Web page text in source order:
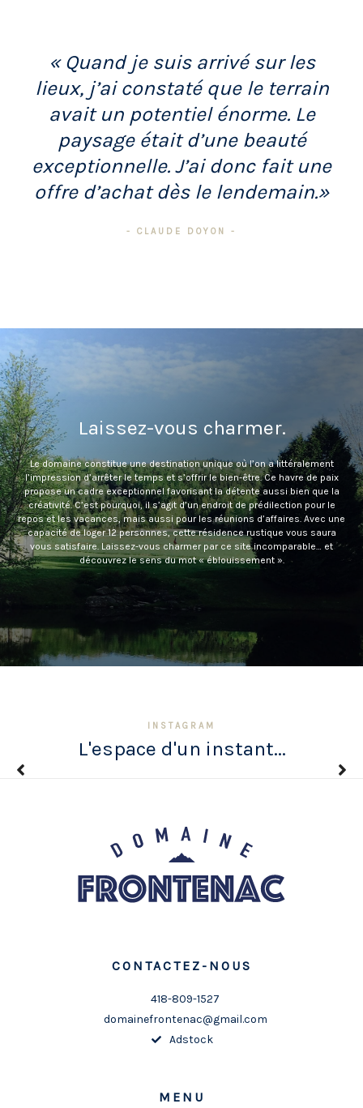
« Quand je suis arrivé sur les
lieux, j’ai constaté que le terrain
avait un potentiel énorme. Le
paysage était d’une beauté
exceptionnelle. J’ai donc fait une
offre d’achat dès le lendemain.»
- CLAUDE DOYON -
Laissez-vous charmer.
Le domaine constitue une destination unique où l’on a littéralement
l’impression d’arrêter le temps et s’offrir le bien-être. Ce havre de paix
propose un cadre exceptionnel favorisant la détente aussi bien que la
créativité. C’est pourquoi, il s’agit d’un endroit de prédilection pour le
repos et les vacances, mais aussi pour les réunions d’affaires. Avec une
capacité de loger 12 personnes, cette résidence rustique vous saura
vous satisfaire. Laissez-vous charmer par ce site incomparable… et
découvrez le sens du mot « éblouissement ».
INSTAGRAM
L'espace d'un instant...
CONTACTEZ-NOUS
418-809-1527
domainefrontenac@gmail.com
Adstock
MENU